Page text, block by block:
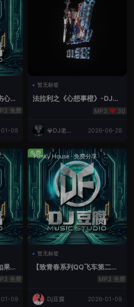
心
v59R
免费
09
暂无标签
法拉利之《心想事橙》-DJ老
30
💎DJ老王
2026-06-28
果最
弹免费
09
Funky House ·免费分享
暂无标签
【致青春系列QQ飞车第二季
免费
Dj豆腐 2026-01-09
免费